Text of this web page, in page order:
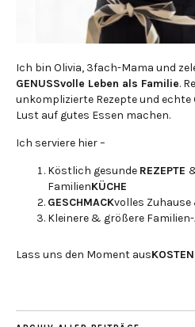
Ich bin Olivia, 3fach-Mama und
GENUSSvolle Leben als Familie.
unkomplizierte Rezepte und echte
Lust auf gutes Essen machen.
Ich serviere hier –
Köstlich gesunde REZEPTE
FamilienKÜCHE
GESCHMACKvolles Zuhause
Kleinere & größere
Lass uns den Moment ausKOSTEN